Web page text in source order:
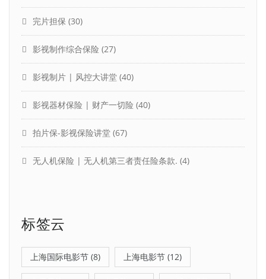
完片担保 (30)
影视制作综合保险 (27)
影视制片 | 风控大讲堂 (40)
影视器材保险 | 财产一切险 (40)
拍片保-影视保险讲堂 (67)
无人机保险 | 无人机第三者责任险条款. (4)
标签云
上海国际电影节 (8) 上海电影节 (12)